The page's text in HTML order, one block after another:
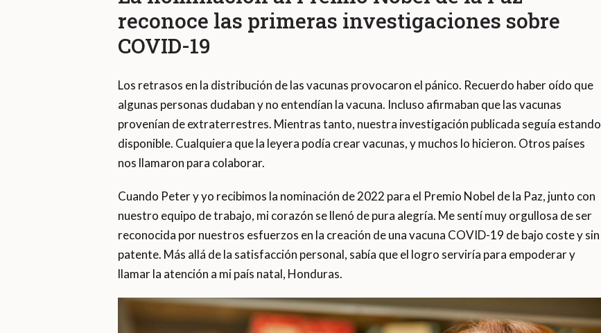
reconoce las primeras investigaciones sobre
COVID-19
Los retrasos en la distribución de las vacunas provocaron el pánico. Recuerdo haber oído que
algunas personas dudaban y no entendían la vacuna. Incluso afirmaban que las vacunas
provenían de extraterrestres. Mientras tanto, nuestra investigación publicada seguía estando
disponible. Cualquiera que la leyera podía crear vacunas, y muchos lo hicieron. Otros países
nos llamaron para colaborar.
Cuando Peter y yo recibimos la nominación de 2022 para el Premio Nobel de la Paz, junto con
nuestro equipo de trabajo, mi corazón se llenó de pura alegría. Me sentí muy orgullosa de ser
reconocida por nuestros esfuerzos en la creación de una vacuna COVID-19 de bajo coste y sin
patente. Más allá de la satisfacción personal, sabía que el logro serviría para empoderar y
llamar la atención a mi país natal, Honduras.